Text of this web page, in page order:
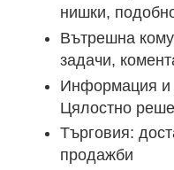
нишки,
Вътрешна
задачи,
Информация и
Цялостно
Търговия:
продажби